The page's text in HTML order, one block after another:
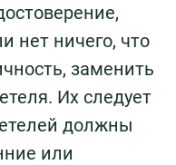
нет ничего, что
заменить
Их следует
должны
или